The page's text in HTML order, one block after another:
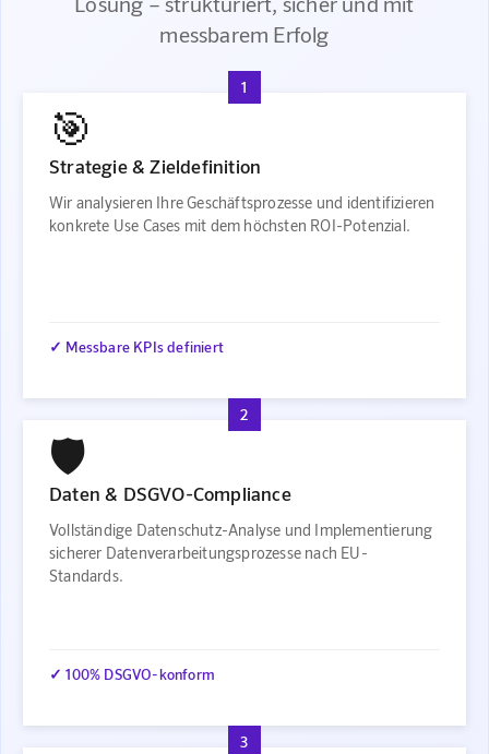
messbarem Erfolg
1
🎯
Strategie & Zieldefinition
Wir analysieren Ihre Geschäftsprozesse und identifizieren
konkrete Use Cases mit dem höchsten ROI-Potenzial.
✓ Messbare KPIs definiert
2
🛡️
Daten & DSGVO-Compliance
Vollständige Datenschutz-Analyse und Implementierung
sicherer Datenverarbeitungsprozesse nach EU-
Standards.
✓ 100% DSGVO-konform
3